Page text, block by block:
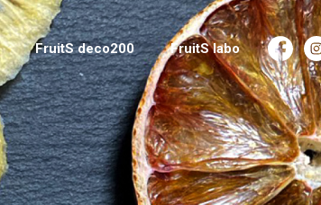
FruitS deco200 FruitS labo